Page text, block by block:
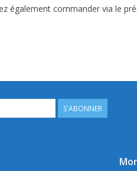
également commander via le
S'ABONNER